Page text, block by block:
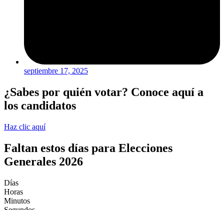
septiembre 17, 2025
¿Sabes por quién votar? Conoce aquí a
los candidatos
Haz clic aquí
Faltan estos días para Elecciones
Generales 2026
Días
Horas
Minutos